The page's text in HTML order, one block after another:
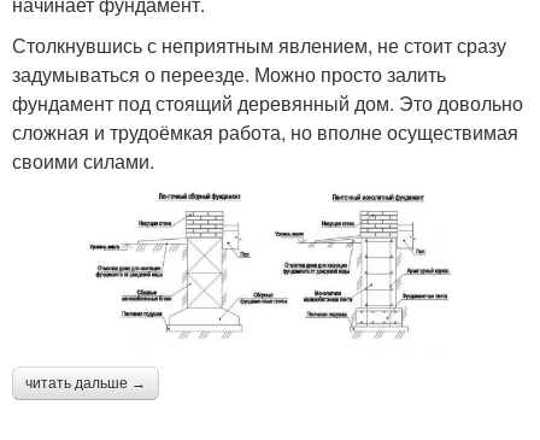
Столкнувшись с неприятным явлением, не стоит сразу
задумываться о переезде. Можно просто залить
фундамент под стоящий деревянный дом. Это довольно
сложная и трудоёмкая работа, но вполне осуществимая
своими силами.
читать дальше →